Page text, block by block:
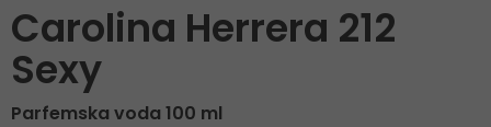
Carolina Herrera 212
Sexy
Parfemska voda 100 ml